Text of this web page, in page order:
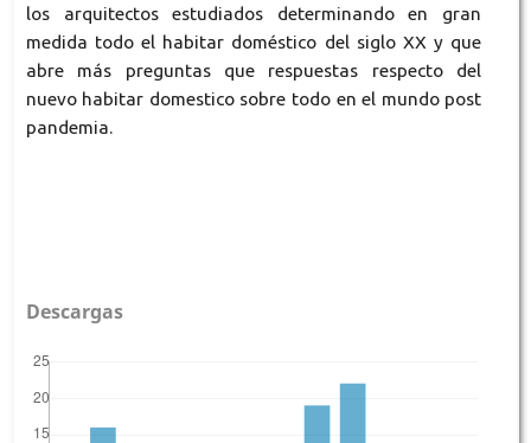
los arquitectos estudiados determinando en gran
medida todo el habitar doméstico del siglo XX y que
abre más preguntas que respuestas respecto del
nuevo habitar domestico sobre todo en el mundo post
pandemia.
Descargas